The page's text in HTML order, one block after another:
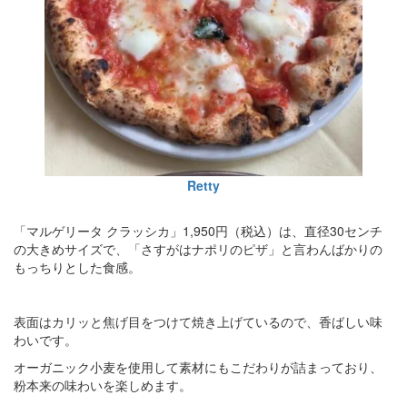
Retty
「マルゲリータ クラッシカ」1,950円（税込）は、直径30センチ
の大きめサイズで、「さすがはナポリのピザ」と言わんばかりの
もっちりとした食感。
表面はカリッと焦げ目をつけて焼き上げているので、香ばしい味
わいです。
オーガニック小麦を使用して素材にもこだわりが詰まっており、
粉本来の味わいを楽しめます。